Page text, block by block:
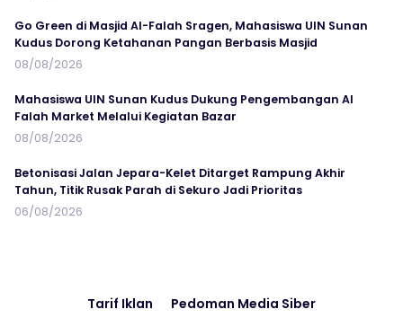
Go Green di Masjid Al-Falah Sragen, Mahasiswa UIN Sunan
Kudus Dorong Ketahanan Pangan Berbasis Masjid
08/08/2026
Mahasiswa UIN Sunan Kudus Dukung Pengembangan Al
Falah Market Melalui Kegiatan Bazar
08/08/2026
Betonisasi Jalan Jepara-Kelet Ditarget Rampung Akhir
Tahun, Titik Rusak Parah di Sekuro Jadi Prioritas
06/08/2026
Tarif Iklan Pedoman Media Siber